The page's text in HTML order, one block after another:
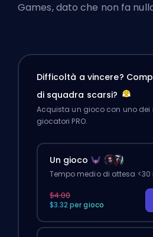
Games, dato che non fa
Difficoltà a vincere?
di squadra scarsi?
Acquista un gioco con uno dei
giocatori PRO.
Un gioco
Tempo medio di attesa <30
$4.00
$3.32 per gioco